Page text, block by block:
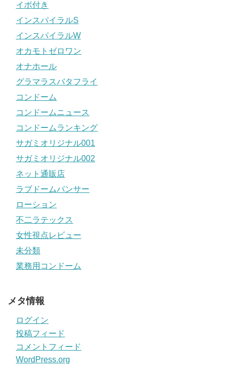
イボ付き
インスパイラルS
インスパイラルW
オカモトゼロワン
オナホール
グラマラスバタフライ
コンドーム
コンドームニュース
コンドームランキング
サガミオリジナル001
サガミオリジナル002
ネット通販店
ラブドームパンサー
ローション
不二ラテックス
女性視点レビュー
未分類
業務用コンドーム
メタ情報
ログイン
投稿フィード
コメントフィード
WordPress.org